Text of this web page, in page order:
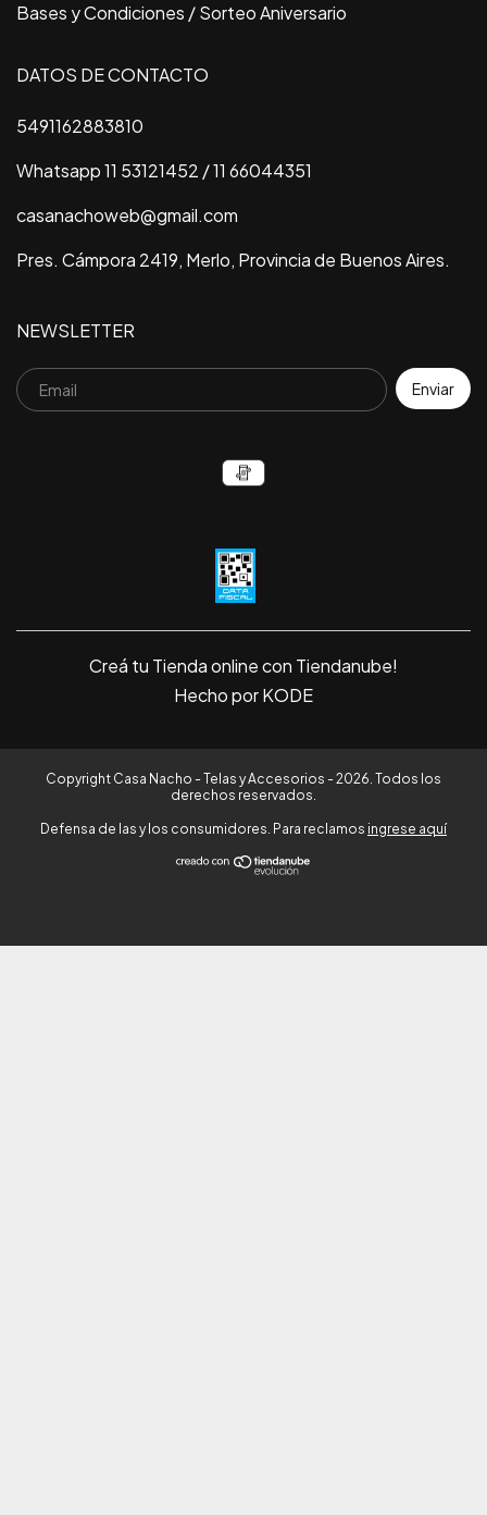
Bases y Condiciones / Sorteo Aniversario
DATOS DE CONTACTO
5491162883810
Whatsapp 11 53121452 / 11 66044351
casanachoweb@gmail.com
Pres. Cámpora 2419, Merlo, Provincia de Buenos Aires.
NEWSLETTER
Creá tu Tienda online con Tiendanube!
Hecho por KODE
Copyright Casa Nacho - Telas y Accesorios - 2026. Todos los
derechos reservados.
Defensa de las y los consumidores. Para reclamos ingrese aquí